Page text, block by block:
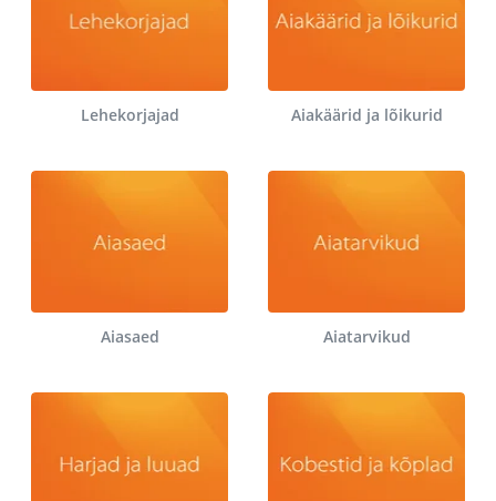
Lehekorjajad Aiakäärid ja lõikurid
Aiasaed Aiatarvikud